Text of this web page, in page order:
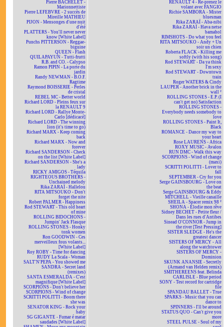
Pierre BACHELET -
Marionnettiste
Pierre LEFEBVRE - 2 succès de
Mireille MATHIEU
PIJON - Mensonges d'une nuit
d'été
PLATTERS - You'll never never
know [White Label]
Punchs PITTERSON - Reggae-
biguine
QUEEN - Flash
QUILAPAYUN - Tutti-frutti
R.B. and CO. - Calypso
Ramon PIPIN - La porte du
jardin
Randy NEWMAN - B.O.F.
Ragtime
Raymond BOISSERIE - Perles
de cristal
REBEL MC - Better world
Richard LORD - Pleins feux sur
la RENAULT 9
Richard LORD - Rallye Monte-
Carlo [dédicacé]
Richard LORD - The winning
lion (it's time to go)
Richard MARX - Keep coming
back
Richard MARX - Now and
forever
Richard SANDERSON - Check
on the list [White Label]
Richard SANDERSON - She's a
lady
RICKY AMIGOS - Téquila
RIGHTEOUS BROTHERS -
Unchained melody
Rika ZARAÏ - Hallelou
RITA MITSOUKO - Don't
forget the nite
Robert PALMER - Happiness
Rod STEWART - This old heart
of mine
ROLLING BIDOCHONS -
Jumpin' Jack Flasque
ROLLING STONES - Honky
tonk women
Ron GOODWIN - Ces
merveilleux fous volants...
[White Label]
Roy ROBY - Time for dancing
RUDY La Scala - Woman
SALT'N'PEPA - You showed me
SANDRA - Secret land
(remixes)
SANTA ESMERALDA - C'est
magnifique [White Label]
SCORPIONS - Don't believe her
SCORPIONS - Wind of change
SCRITTI POLITTI - Boom there
she was
SENATOR KING - Rock your
baby
SG GIGANTE - Fumar é matar
saudades [White Label]
RENAULT 4 - Re-prenez le
volant avec FANGIO
Richie SAMBORA - Mister
bluesman
Rika ZARAÏ - Aba-nibi
Rika ZARAÏ - Hava netse
bamahol
RIMSHOTS - Do what you feel
RITA MITSOUKO - Andy + Un
soir un chien
Roberta FLACK - Killing me
softly (with his song)
Rod STEWART - Da ya think
I'm sexy
Rod STEWART - Downtown
train
Roger WATERS & Cindy
LAUPER - Another brick in the
wall ²
ROLLING STONES - E.P. (I
can't get no) Satisfaction
ROLLING STONES -
Everybody needs somebody to
love
ROLLING STONES - Paint It,
Black
ROMANCE - Dance my way to
your heart
Rose LAURENS - Africa
ROXY MUSIC - Avalon
RUN DMC - Walk this way
SCORPIONS - Wind of change
(maxi)
SCRITTI POLITTI - Lover to
fall
SEPTEMBER - Cry for you
Serge GAINSBOURG - Love on
the beat
Serge GAINSBOURG & Eddy
MITCHELL - Vieille canaille
SHEILA - Spacer remix 98 ²
SHONA - Elodie mon rêve
Sidney BECHET - Petite fleur /
Dans les rues d'Antibes
Sinead O'CONNOR - Jump in
the river [Test Pressing]
SISTER SLEDGE - He's the
greatest dancer
SISTERS OF MERCY - All
along the watchtower
SISTERS OF MERCY -
Dominion
SKUNK ANANSIE - Secretly
(Armand van Helden remix)
SMITHEREENS feat. Belinda
CARLISLE - Blue period
SONY - Test record for cartridge
file
SPANDAU BALLET - True
SPARKS - Music that you can
dance to
SPINNERS - I'll be around
STATUS QUO - Can't give you
more
STEEL PULSE - Soul of my